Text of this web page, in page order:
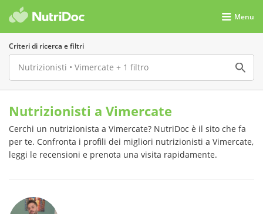
Menu
Criteri di ricerca e filtri
Nutrizionisti a Vimercate
Cerchi un nutrizionista a Vimercate? NutriDoc è il sito che fa
per te. Confronta i profili dei migliori nutrizionisti a Vimercate,
leggi le recensioni e prenota una visita rapidamente.